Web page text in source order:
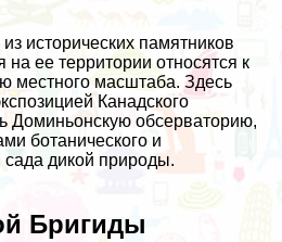
исторических памятников
ее территории относятся к
местного масштаба. Здесь
Канадского
Доминьонскую обсерваторию,
ботанического и
дикой природы.
Бригиды